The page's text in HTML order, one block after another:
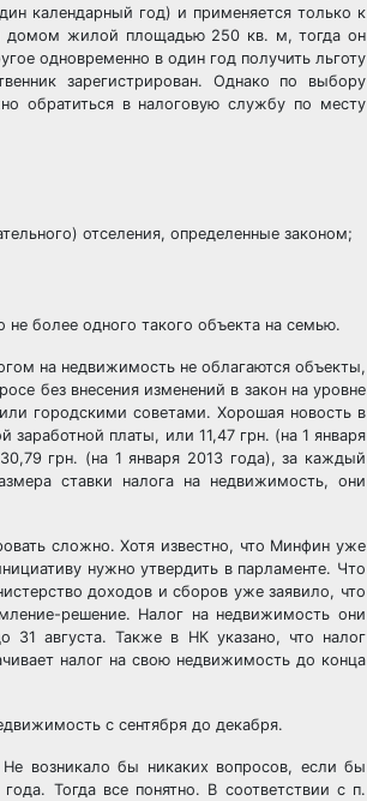
календарный год) и применяется только к
домом жилой площадью 250 кв. м, тогда он
одновременно в один год получить льготу
зарегистрирован. Однако по выбору
обратиться в налоговую службу по месту
отселения, определенные законом;
более одного такого объекта на семью.
на недвижимость не облагаются объекты,
без внесения изменений в закон на уровне
городскими советами. Хорошая новость в
платы, или 11,47 грн. (на 1 января
грн. (на 1 января 2013 года), за каждый
ставки налога на недвижимость, они
сложно. Хотя известно, что Минфин уже
нужно утвердить в парламенте. Что
доходов и сборов уже заявило, что
решение. Налог на недвижимость они
31 августа. Также в НК указано, что налог
налог на свою недвижимость до конца
с сентября до декабря.
возникало бы никаких вопросов, если бы
Тогда все понятно. В соответствии с п.